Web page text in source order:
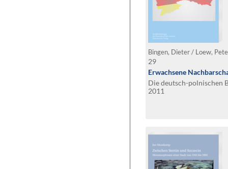
29
Erwachsene
Die deutsch-polnischen
2011